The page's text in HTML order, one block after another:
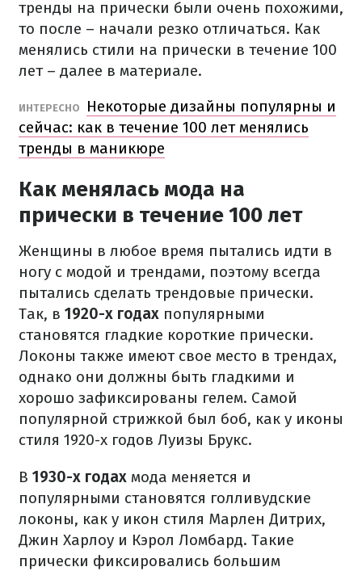
тренды на прически были очень похожими,
то после – начали резко отличаться. Как
менялись стили на прически в течение 100
лет – далее в материале.
ИНТЕРЕСНО
Некоторые дизайны популярны и
сейчас: как в течение 100 лет менялись
тренды в маникюре
Как менялась мода на
прически в течение 100 лет
Женщины в любое время пытались идти в
ногу с модой и трендами, поэтому всегда
пытались сделать трендовые прически.
Так, в 1920-х годах популярными
становятся гладкие короткие прически.
Локоны также имеют свое место в трендах,
однако они должны быть гладкими и
хорошо зафиксированы гелем. Самой
популярной стрижкой был боб, как у иконы
стиля 1920-х годов Луизы Брукс.
В 1930-х годах мода меняется и
популярными становятся голливудские
локоны, как у икон стиля Марлен Дитрих,
Джин Харлоу и Кэрол Ломбард. Такие
прически фиксировались большим